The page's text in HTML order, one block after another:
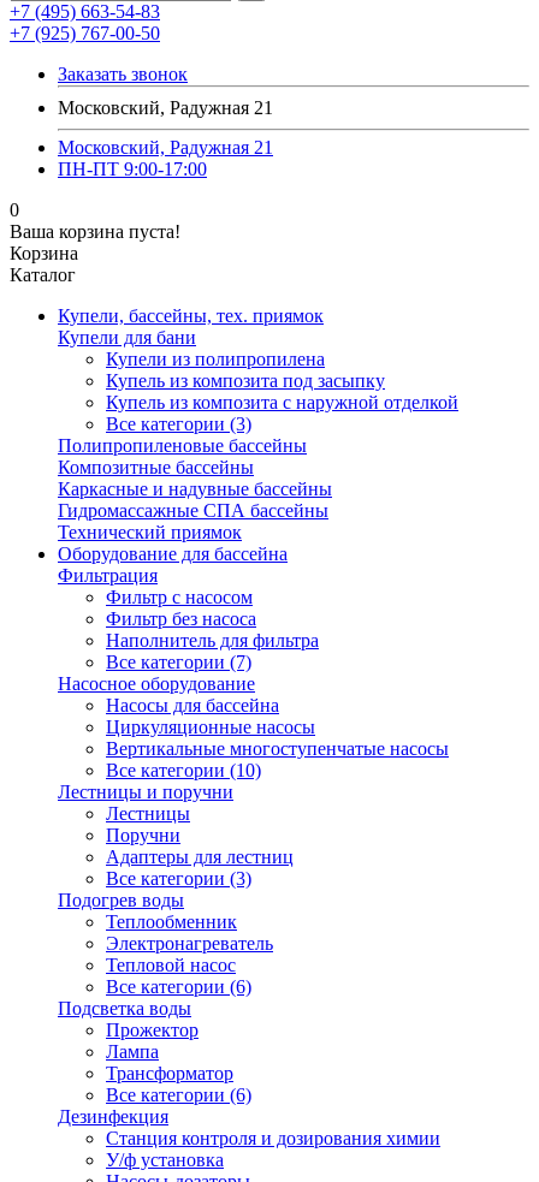
+7 (495) 663-54-83
+7 (925) 767-00-50
Заказать звонок
Московский, Радужная 21
Московский, Радужная 21
ПН-ПТ 9:00-17:00
0
Ваша корзина пуста!
Корзина
Каталог
Купели, бассейны, тех. приямок
Купели для бани
Купели из полипропилена
Купель из композита под засыпку
Купель из композита с наружной отделкой
Все категории (3)
Полипропиленовые бассейны
Композитные бассейны
Каркасные и надувные бассейны
Гидромассажные СПА бассейны
Технический приямок
Оборудование для бассейна
Фильтрация
Фильтр с насосом
Фильтр без насоса
Наполнитель для фильтра
Все категории (7)
Насосное оборудование
Насосы для бассейна
Циркуляционные насосы
Вертикальные многоступенчатые насосы
Все категории (10)
Лестницы и поручни
Лестницы
Поручни
Адаптеры для лестниц
Все категории (3)
Подогрев воды
Теплообменник
Электронагреватель
Тепловой насос
Все категории (6)
Подсветка воды
Прожектор
Лампа
Трансформатор
Все категории (6)
Дезинфекция
Станция контроля и дозирования химии
У/ф установка